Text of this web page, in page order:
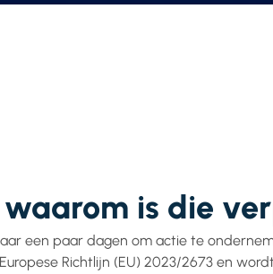
is die
een paar dagen om actie te
Richtlijn (EU) 2023/2673 en